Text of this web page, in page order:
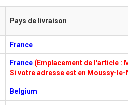
Pays de livraison
France
France (Emplacement de l'article :
Si votre adresse est en Moussy-le-
Belgium